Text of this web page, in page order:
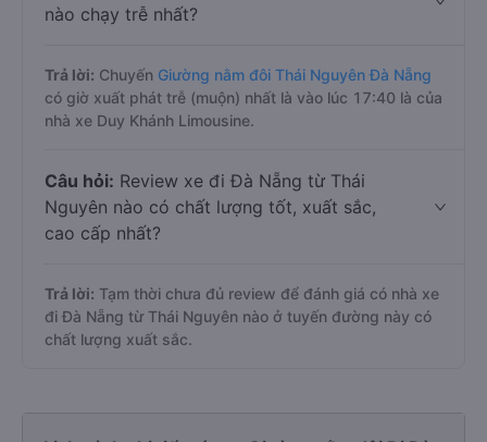
nào chạy trễ nhất?
Trả lời: Chuyến Giường nằm đôi Thái Nguyên Đà Nẵng
có giờ xuất phát trễ (muộn) nhất là vào lúc 17:40 là của
nhà xe Duy Khánh Limousine.
Câu hỏi: Review xe đi Đà Nẵng từ Thái
Nguyên nào có chất lượng tốt, xuất sắc,
cao cấp nhất?
Trả lời: Tạm thời chưa đủ review để đánh giá có nhà xe
đi Đà Nẵng từ Thái Nguyên nào ở tuyến đường này có
chất lượng xuất sắc.